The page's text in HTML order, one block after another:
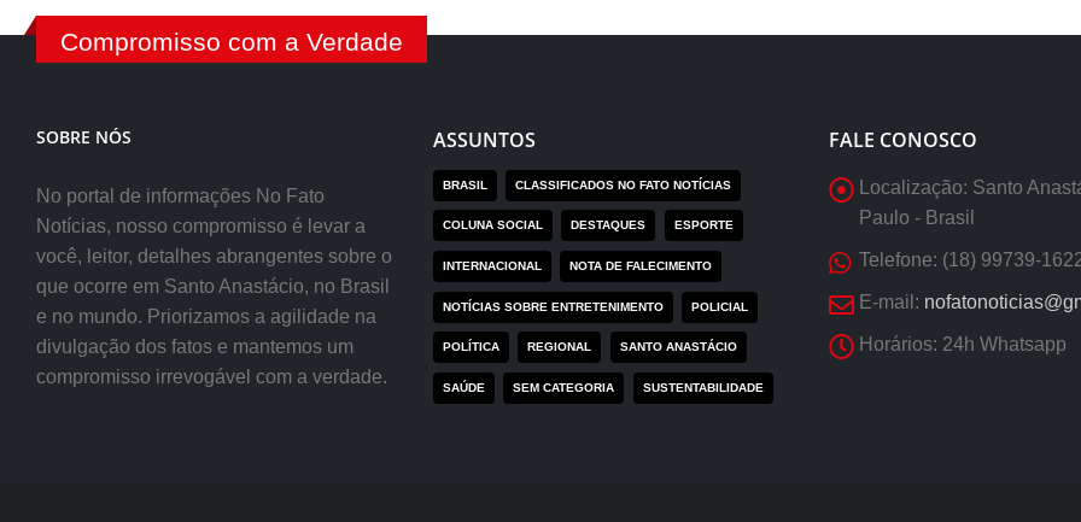
Compromisso com a Verdade
SOBRE NÓS
No portal de informações No Fato
Notícias, nosso compromisso é levar a
você, leitor, detalhes abrangentes sobre o
que ocorre em Santo Anastácio, no Brasil
e no mundo. Priorizamos a agilidade na
divulgação dos fatos e mantemos um
compromisso irrevogável com a verdade.
ASSUNTOS
BRASIL CLASSIFICADOS NO FATO NOTÍCIAS
COLUNA SOCIAL DESTAQUES ESPORTE
INTERNACIONAL NOTA DE FALECIMENTO
NOTÍCIAS SOBRE ENTRETENIMENTO POLICIAL
POLÍTICA REGIONAL SANTO ANASTÁCIO
SAÚDE SEM CATEGORIA SUSTENTABILIDADE
FALE CONOSCO
Localização: Santo
Paulo - Brasil
Telefone: (18) 99739-
E-mail:
Horários: 24h Whatsapp